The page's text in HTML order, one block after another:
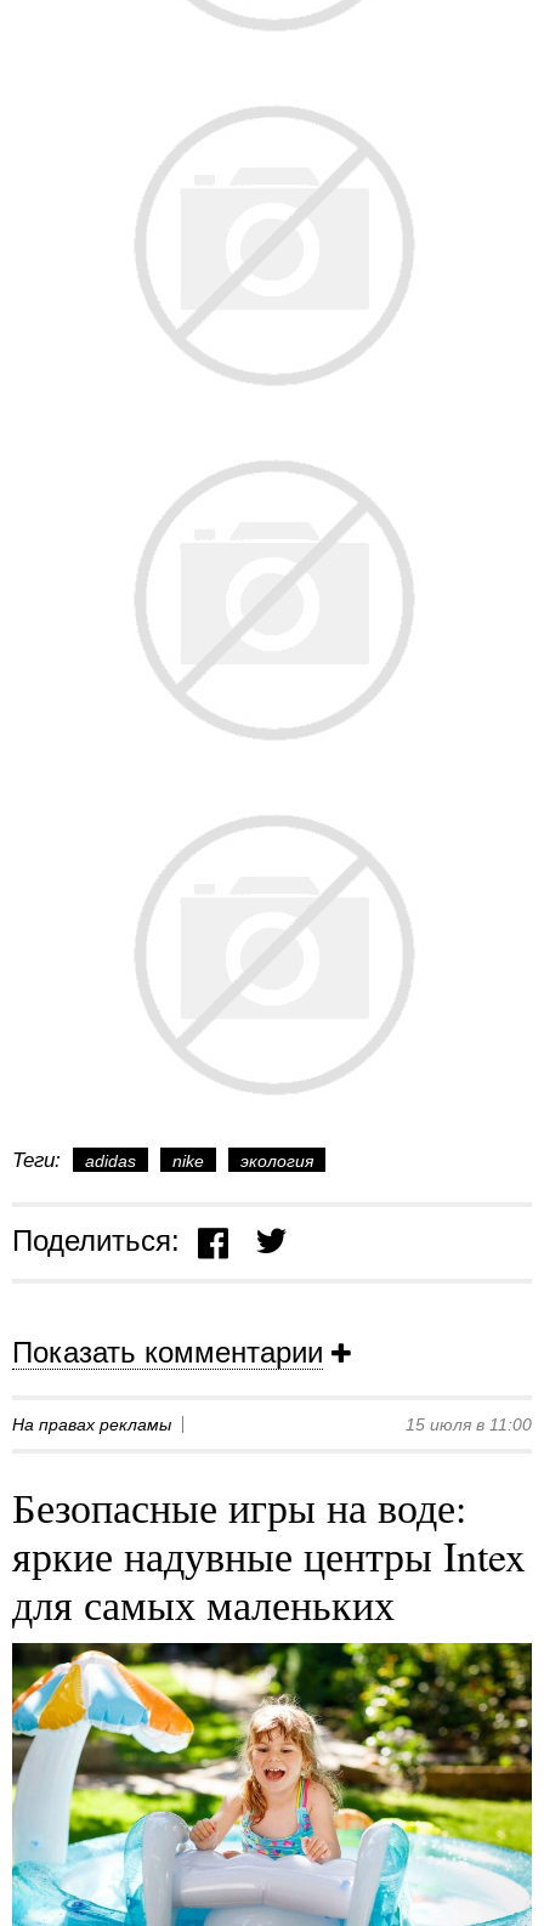
Теги: adidas nike экология
Поделиться:
Показать комментарии
На правах рекламы 15 июля в 11:00
Безопасные игры на воде:
яркие надувные центры Intex
для самых маленьких